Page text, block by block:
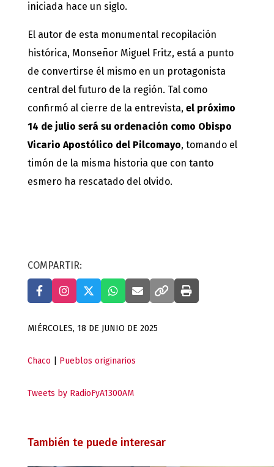
iniciada hace un siglo.
El autor de esta monumental recopilación
histórica, Monseñor Miguel Fritz, está a punto
de convertirse él mismo en un protagonista
central del futuro de la región. Tal como
confirmó al cierre de la entrevista, el próximo
14 de julio será su ordenación como Obispo
Vicario Apostólico del Pilcomayo, tomando el
timón de la misma historia que con tanto
esmero ha rescatado del olvido.
COMPARTIR:
MIÉRCOLES, 18 DE JUNIO DE 2025
Chaco Pueblos originarios
Tweets by RadioFyA1300AM
También te puede interesar